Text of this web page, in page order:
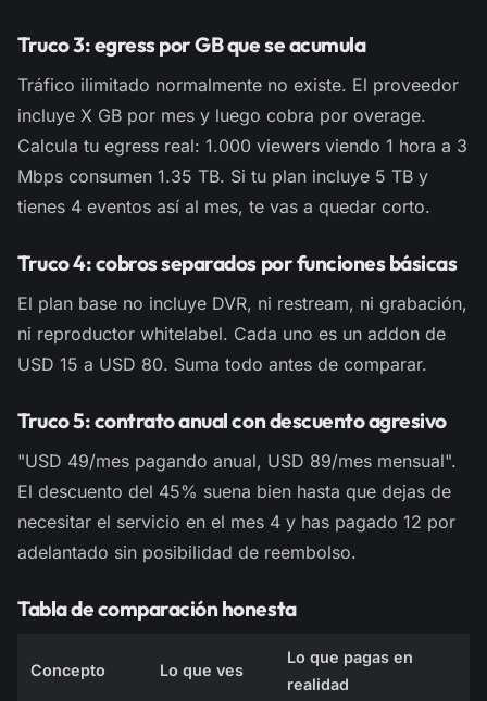
Truco 3: egress por GB que se acumula
Tráfico ilimitado normalmente no existe. El proveedor
incluye X GB por mes y luego cobra por overage.
Calcula tu egress real: 1.000 viewers viendo 1 hora a 3
Mbps consumen 1.35 TB. Si tu plan incluye 5 TB y
tienes 4 eventos así al mes, te vas a quedar corto.
Truco 4: cobros separados por funciones básicas
El plan base no incluye DVR, ni restream, ni grabación,
ni reproductor whitelabel. Cada uno es un addon de
USD 15 a USD 80. Suma todo antes de comparar.
Truco 5: contrato anual con descuento agresivo
"USD 49/mes pagando anual, USD 89/mes mensual".
El descuento del 45% suena bien hasta que dejas de
necesitar el servicio en el mes 4 y has pagado 12 por
adelantado sin posibilidad de reembolso.
Tabla de comparación honesta
Concepto Lo que ves
Lo que pagas en
realidad